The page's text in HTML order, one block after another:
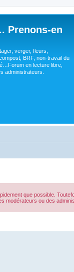
Prenons-en
verger, fleurs,
BRF, non-travail du
en lecture libre,
administrateurs.
que possible.
ou des